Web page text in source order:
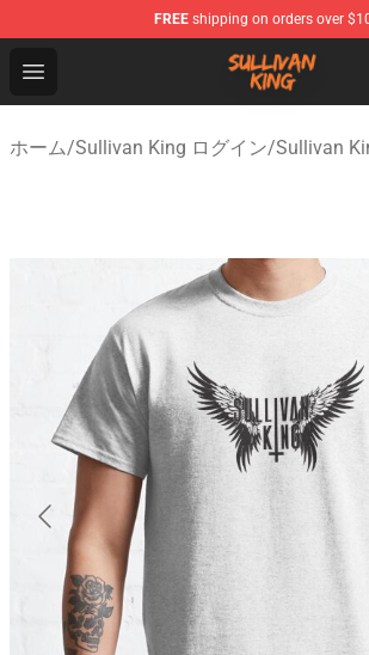
FREE shipping on orders over
Open menu
Sullivan King Shop - Official
ホーム/Sullivan King ログイン/Sullivan